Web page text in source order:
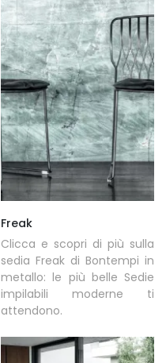
Freak
Clicca e scopri di più sulla
sedia Freak di Bontempi in
metallo: le più belle Sedie
impilabili moderne ti
attendono.